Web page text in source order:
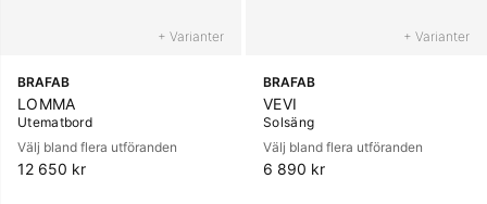
+ Varianter
BRAFAB
LOMMA
Utematbord
Välj bland flera utföranden
12 650 kr
+ Varianter
BRAFAB
VEVI
Solsäng
Välj bland flera utföranden
6 890 kr